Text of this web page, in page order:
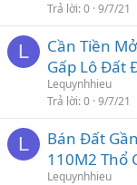
Trả lời 0 9/7/21
L
Cần Tiền
Gấp Lô Đất
Lequynhhieu
Trả lời 0 9/7/21
L
Bán Đất
110M2 Thổ
Lequynhhieu